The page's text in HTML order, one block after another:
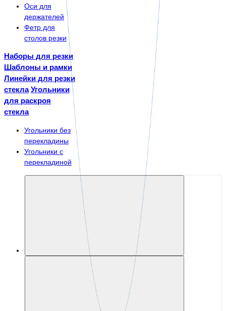
Оси для
держателей
Фетр для
столов резки
Наборы для резки
Шаблоны и рамки
Линейки для резки
стекла Угольники
для раскроя
стекла
Угольники без
перекладины
Угольники с
перекладиной